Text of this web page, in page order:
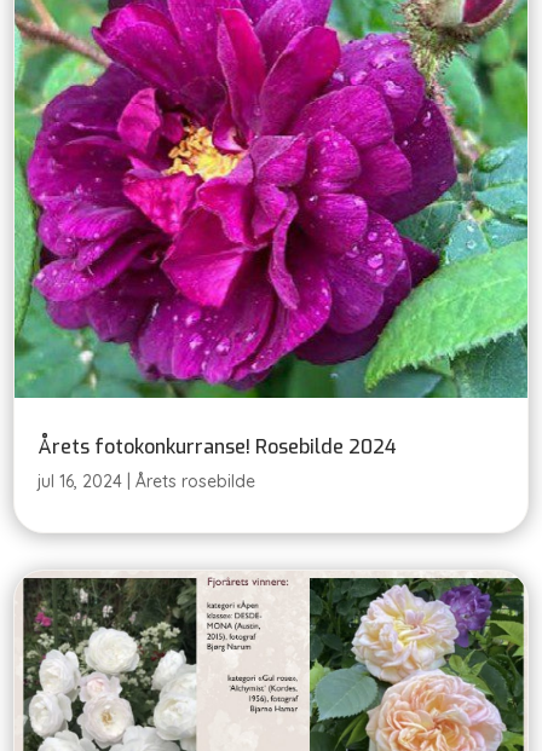
Årets fotokonkurranse! Rosebilde 2024
jul 16, 2024 |Årets rosebilde